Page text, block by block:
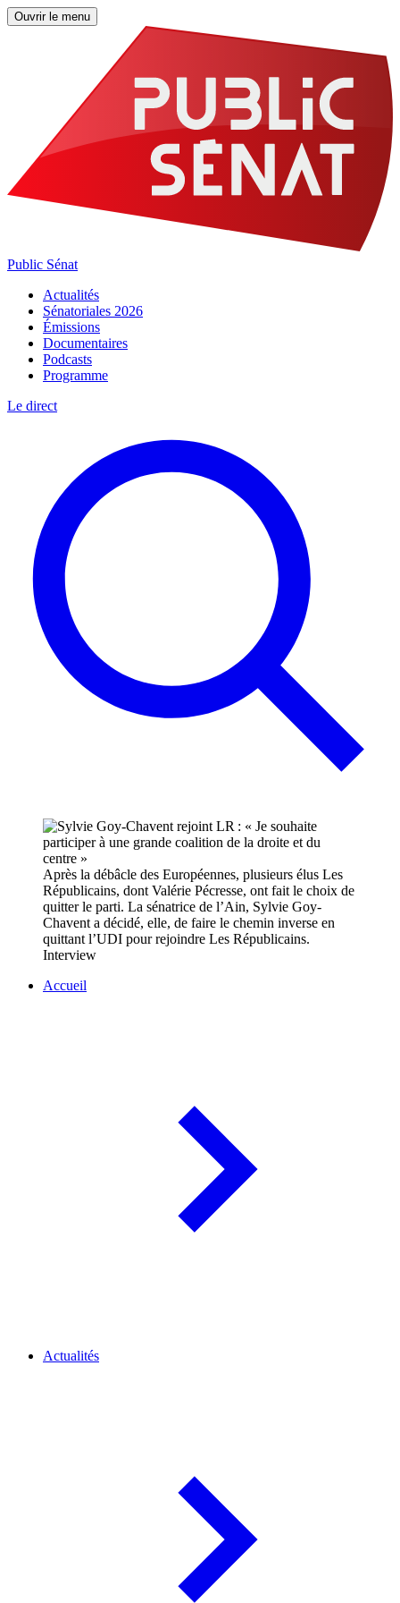
Ouvrir le menu
Public Sénat
Actualités
Sénatoriales 2026
Émissions
Documentaires
Podcasts
Programme
Le direct
Après la débâcle des Européennes, plusieurs élus Les
Républicains, dont Valérie Pécresse, ont fait le choix de
quitter le parti. La sénatrice de l’Ain, Sylvie Goy-
Chavent a décidé, elle, de faire le chemin inverse en
quittant l’UDI pour rejoindre Les Républicains.
Interview
Accueil
Actualités